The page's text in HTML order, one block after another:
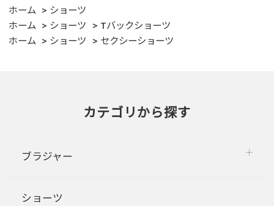
ホーム
ショーツ
ホーム
ショーツ
Tバックショーツ
ホーム
ショーツ セクシーショーツ
カテゴリから探す
ブラジャー
ショーツ